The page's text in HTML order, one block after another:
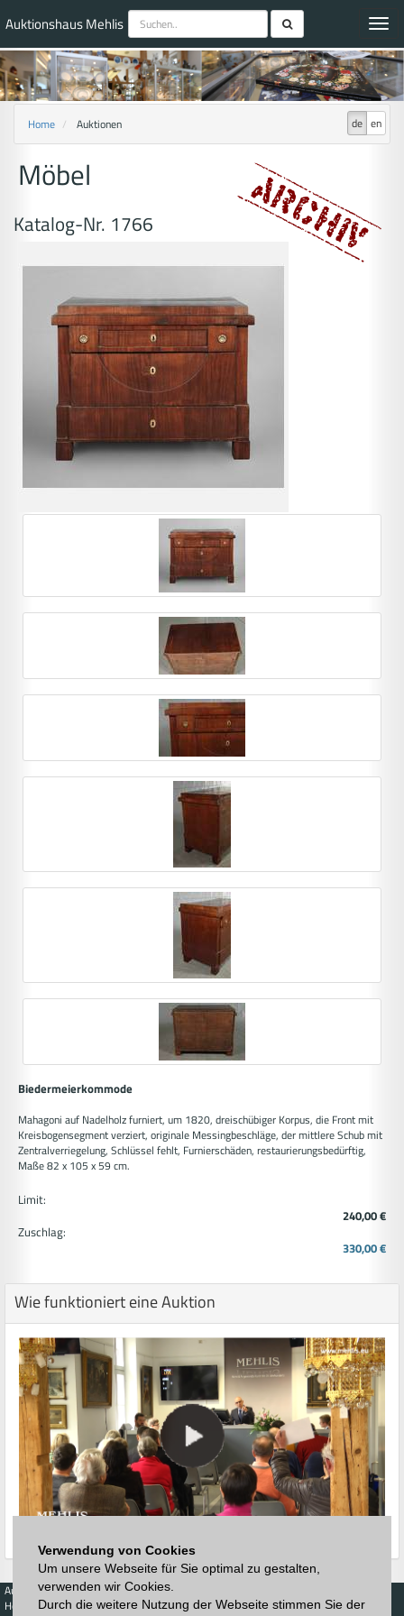
Verwendung von Cookies
Um unsere Webseite für Sie optimal zu gestalten,
verwenden wir Cookies.
Durch die weitere Nutzung der Webseite stimmen Sie der
Auktionshaus Mehlis
de en
Home Auktionen
Möbel
Katalog-Nr. 1766
Biedermeierkommode
Mahagoni auf Nadelholz furniert, um 1820, dreischübiger Korpus, die Front mit
Kreisbogensegment verziert, originale Messingbeschläge, der mittlere Schub mit
Zentralverriegelung, Schlüssel fehlt, Furnierschäden, restaurierungsbedürftig,
Maße 82 x 105 x 59 cm.
Limit:
240,00 €
Zuschlag:
330,00 €
Wie funktioniert eine Auktion
Auktionen
Höchstzuschläge
Kaufen
Kalender
Höchstzuschläge